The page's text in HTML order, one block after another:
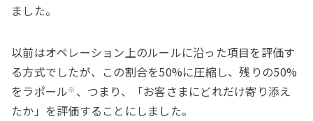
ました。
以前はオペレーション上のルールに沿った項目を評価す
る方式でしたが、この割合を50%に圧縮し、残りの50%
をラポール※ 、つまり、「お客さまにどれだけ寄り添え
たか」を評価することにしました。